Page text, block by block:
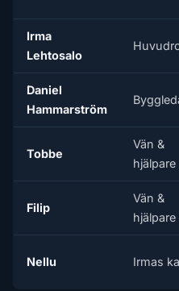
Irma
Lehtosalo
Daniel
Hammarström
Tobbe
Vän &
hjälpare
Filip
Vän &
hjälpare
Nellu Irmas